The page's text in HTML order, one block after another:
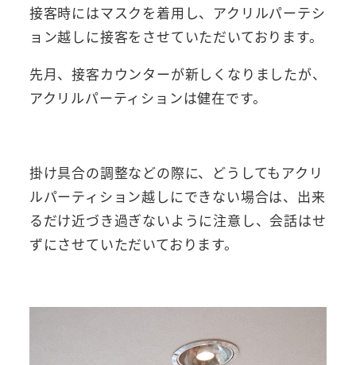
接客時にはマスクを着用し、アクリルパーテシ
ョン越しに接客をさせていただいております。
先月、接客カウンターが新しくなりましたが、
アクリルパーティションは健在です。
掛け具合の調整などの際に、どうしてもアクリ
ルパーティション越しにできない場合は、出来
るだけ近づき過ぎないように注意し、会話はせ
ずにさせていただいております。